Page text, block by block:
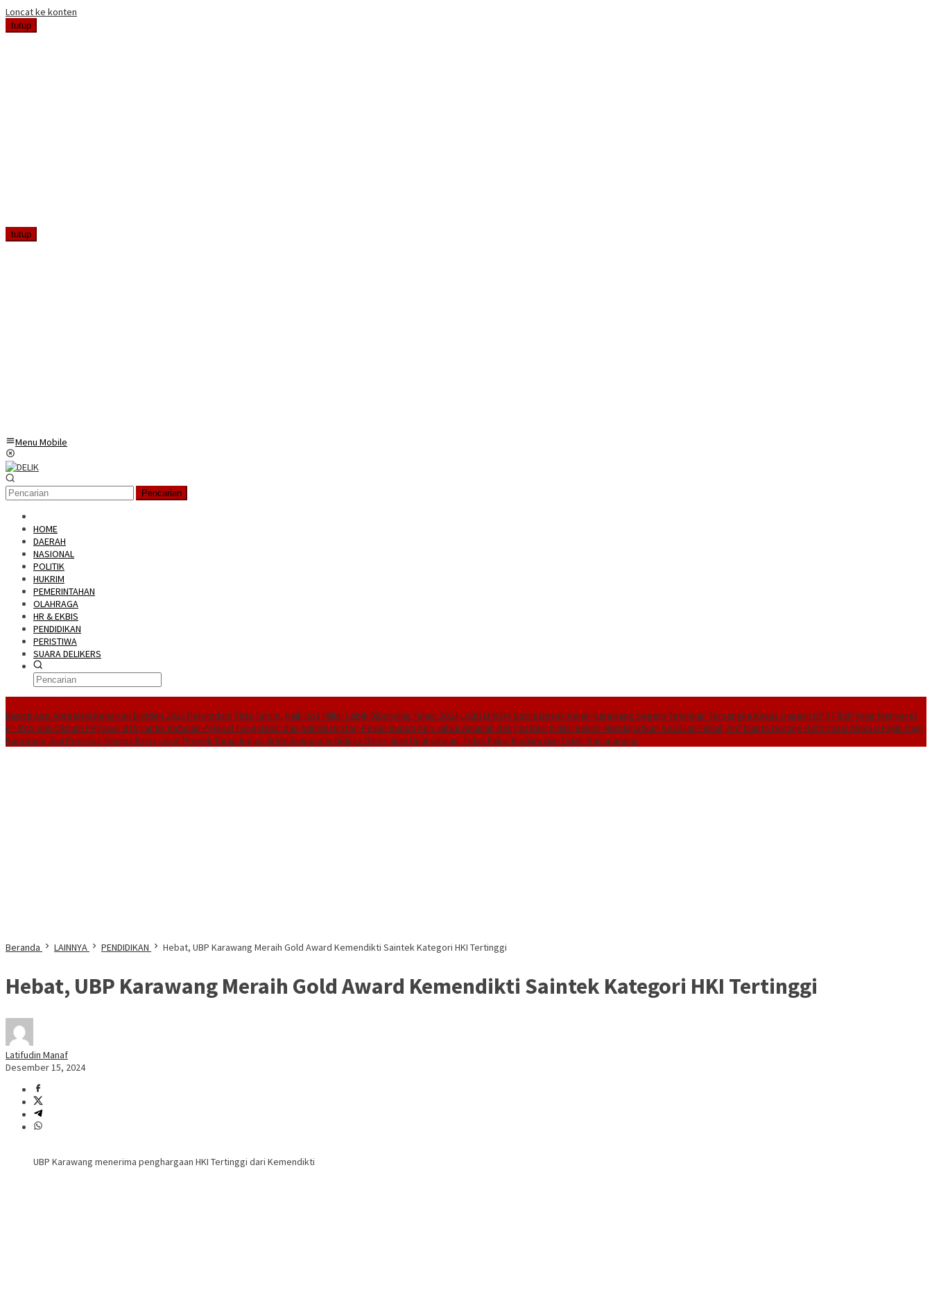
Loncat ke konten
tutup
tutup
Menu Mobile
Pencarian
HOME
DAERAH
NASIONAL
POLITIK
HUKRIM
PEMERINTAHAN
OLAHRAGA
HR & EKBIS
PENDIDIKAN
PERISTIWA
SUARA DELIKERS
Bupati Aep Apresiasi Kenaikan Dividen 2025 Perumdam Tirta Tarum, Naik Rp3 Miliar Lebih Dibanding Tahun 2024LKBH LPKSM Satria Desak Kejari Karawang Segera Tetapkan Tersangka Kasus Dugaan KPR Fiktif yang Menyeret
PT BAS dan Oknum Pegawai BTN Lantik Ratusan Pejabat Fungsional dan Administrator, Pesan Bupati Aep Jalani Amanah dengan BaikDinilai Belum Mendapatkan Keadilan Fiskal, Arif Dianto Dorong Reformasi Alokasi Pajak bagi
Karawang dan Prioritas Tenaga Kerja LokalProyek Turap Irigasi di Medangasem Diduga Dikerjakan Ugal-Ugalan, Tidak Pakai Kisdam dan Tidak Transparansi
Beranda LAINNYA PENDIDIKAN Hebat, UBP Karawang Meraih Gold Award Kemendikti Saintek Kategori HKI Tertinggi
Hebat, UBP Karawang Meraih Gold Award Kemendikti Saintek Kategori HKI Tertinggi
Latifudin Manaf
Desember 15, 2024
UBP Karawang menerima penghargaan HKI Tertinggi dari Kemendikti